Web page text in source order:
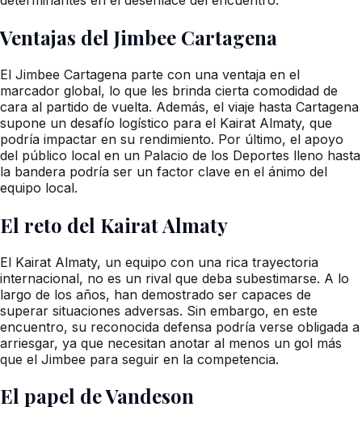
Ventajas del Jimbee Cartagena
El Jimbee Cartagena parte con una ventaja en el
marcador global, lo que les brinda cierta comodidad de
cara al partido de vuelta. Además, el viaje hasta Cartagena
supone un desafío logístico para el Kairat Almaty, que
podría impactar en su rendimiento. Por último, el apoyo
del público local en un Palacio de los Deportes lleno hasta
la bandera podría ser un factor clave en el ánimo del
equipo local.
El reto del Kairat Almaty
El Kairat Almaty, un equipo con una rica trayectoria
internacional, no es un rival que deba subestimarse. A lo
largo de los años, han demostrado ser capaces de
superar situaciones adversas. Sin embargo, en este
encuentro, su reconocida defensa podría verse obligada a
arriesgar, ya que necesitan anotar al menos un gol más
que el Jimbee para seguir en la competencia.
El papel de Vandeson